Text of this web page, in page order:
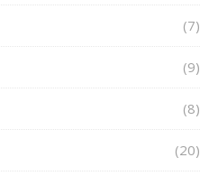
(7)
(9)
(8)
(20)